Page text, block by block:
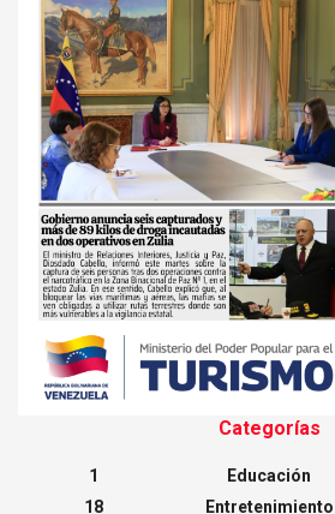
Categorías
1
18
Educación
Entretenimiento